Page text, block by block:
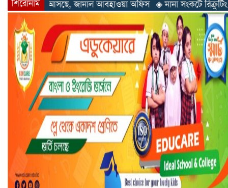
শিরোনাম
আবহাওয়া অফিস ◈ নানা সংকটে রিক্রুটিং এজেন্সি, হুমকির মুখে শ্রম